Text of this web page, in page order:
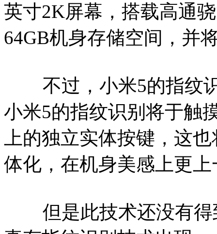
英寸2K屏幕，搭载高通
64GB机身存储空间，并
不过，小米5的指纹识
小米5的指纹识别将于触
上的独立实体按键，这
体化，在机身美感上更
但是此技术还没有得